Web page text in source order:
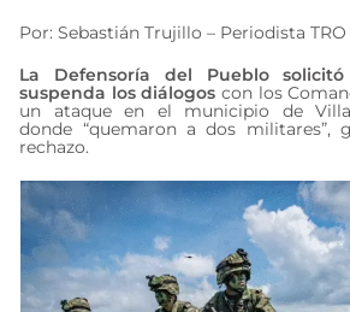
Por: Sebastián Trujillo – Periodista
La Defensoría del Pueblo
suspenda los diálogos con los
un ataque en el municipio de
donde “quemaron a dos militares”,
rechazo.